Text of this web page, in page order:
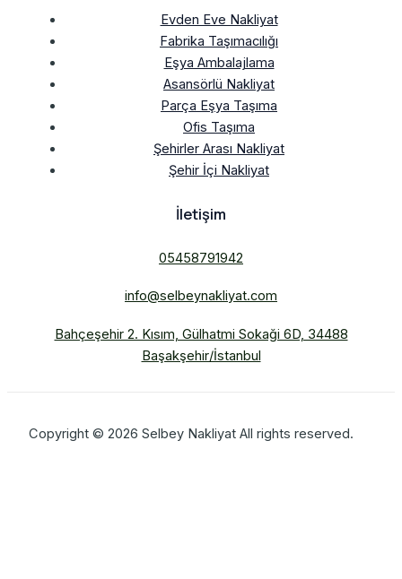
Evden Eve Nakliyat
Fabrika Taşımacılığı
Eşya Ambalajlama
Asansörlü Nakliyat
Parça Eşya Taşıma
Ofis Taşıma
Şehirler Arası Nakliyat
Şehir İçi Nakliyat
İletişim
05458791942
info@selbeynakliyat.com
Bahçeşehir 2. Kısım, Gülhatmi Sokaği 6D, 34488
Başakşehir/İstanbul
Copyright © 2026 Selbey Nakliyat All rights reserved.